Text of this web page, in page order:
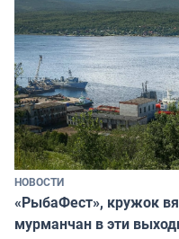
НОВОСТИ
«РыбаФест», кружок
мурманчан в эти